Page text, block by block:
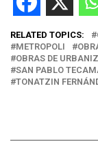
RELATED TOPICS:
METROPOLI
OBRAS DE
SAN PABLO
TONATZIN